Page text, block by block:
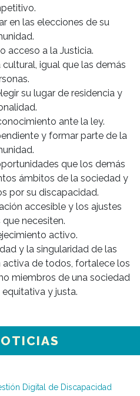
ámbitos de la sociedad y
por su discapacidad.
necesiten.
y la singularidad de las
de todos, fortalece los
miembros de una sociedad
Digital de Discapacidad